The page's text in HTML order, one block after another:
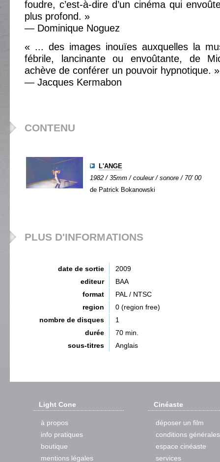
foudre, c’est-à-dire d’un cinéma qui
plus profond. »
— Dominique Noguez
« ... des images inouïes auxquelles la
fébrile, lancinante ou envoûtante, de
achève de conférer un pouvoir hypnotique. »
— Jacques Kermabon
CONTENU
L'ANGE
1982 / 35mm / couleur / sonore / 70' 00
de Patrick Bokanowski
PLUS D'INFORMATIONS
date de sortie
2009
editeur
BAA
format
PAL / NTSC
region
0 (region free)
nombre de disques
1
durée
70 min.
sous-titres
Anglais
Light Cone
à propos
info pratiques
boutique
mentions légales
Cinéaste
déposer un film
conditions générales
espace cinéaste
services